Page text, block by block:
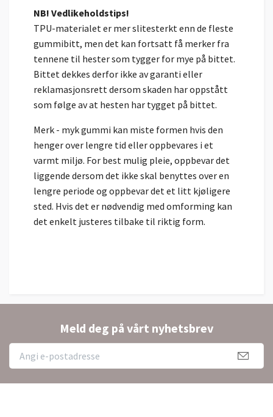
NB! Vedlikeholdstips!
TPU-materialet er mer slitesterkt enn de fleste
gummibitt, men det kan fortsatt få merker fra
tennene til hester som tygger for mye på bittet.
Bittet dekkes derfor ikke av garanti eller
reklamasjonsrett dersom skaden har oppstått
som følge av at hesten har tygget på bittet.
Merk - myk gummi kan miste formen hvis den
henger over lengre tid eller oppbevares i et
varmt miljø. For best mulig pleie, oppbevar det
liggende dersom det ikke skal benyttes over en
lengre periode og oppbevar det et litt kjøligere
sted. Hvis det er nødvendig med omforming kan
det enkelt justeres tilbake til riktig form.
Meld deg på vårt nyhetsbrev